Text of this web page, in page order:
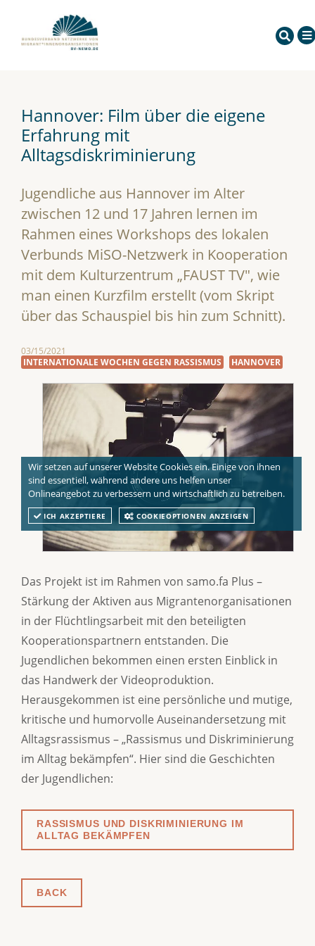
Wir setzen auf unserer Website Cookies ein. Einige von ihnen
sind essentiell, während andere uns helfen unser
Onlineangebot zu verbessern und wirtschaftlich zu betreiben.
ICH AKZEPTIERE COOKIEOPTIONEN ANZEIGEN
Hannover: Film über die eigene
Erfahrung mit
Alltagsdiskriminierung
Jugendliche aus Hannover im Alter
zwischen 12 und 17 Jahren lernen im
Rahmen eines Workshops des lokalen
Verbunds MiSO-Netzwerk in Kooperation
mit dem Kulturzentrum „FAUST TV", wie
man einen Kurzfilm erstellt (vom Skript
über das Schauspiel bis hin zum Schnitt).
03/15/2021
INTERNATIONALE WOCHEN GEGEN RASSISMUS
HANNOVER
Das Projekt ist im Rahmen von samo.fa Plus –
Stärkung der Aktiven aus Migrantenorganisationen
in der Flüchtlingsarbeit mit den beteiligten
Kooperationspartnern entstanden. Die
Jugendlichen bekommen einen ersten Einblick in
das Handwerk der Videoproduktion.
Herausgekommen ist eine persönliche und mutige,
kritische und humorvolle Auseinandersetzung mit
Alltagsrassismus – „Rassismus und Diskriminierung
im Alltag bekämpfen“. Hier sind die Geschichten
der Jugendlichen:
RASSISMUS UND DISKRIMINIERUNG IM
ALLTAG BEKÄMPFEN
BACK